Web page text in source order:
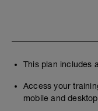
This plan includes a
Access your
mobile and